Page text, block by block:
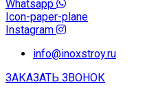
Whatsapp
Icon-paper-plane
Instagram
info@inoxstroy.ru
ЗАКАЗАТЬ ЗВОНОК